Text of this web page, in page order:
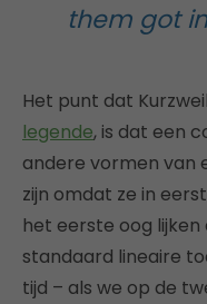
them got
Het punt dat
legende, is dat een
andere vormen van
zijn omdat ze in
het eerste oog
standaard lineaire
tijd – als we op de